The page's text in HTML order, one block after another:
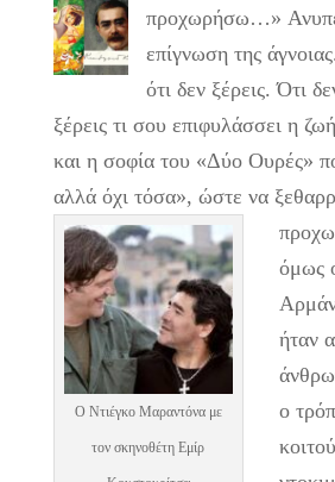
προχωρήσω…»
επίγνωση της
ότι δεν ξέρεις. Ότι
ξέρεις τι σου επιφυλάσσει η
και η σοφία του «Δύο Ουρές»
αλλά όχι τόσα», ώστε να
Ο Ντιέγκο Μαραντόνα με
τον σκηνοθέτη Εμίρ
όμως
ήταν
ο